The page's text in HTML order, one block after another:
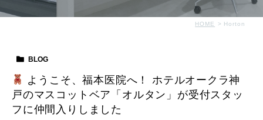
HOME Horton
BLOG
ようこそ、福本医院へ！ ホテルオークラ神
戸のマスコットベア「オルタン」が受付スタッ
フに仲間入りしました